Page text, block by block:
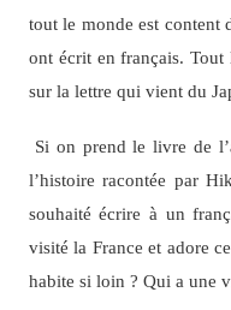
tout le monde est content
ont écrit en français.
sur la lettre qui vient du
Si on prend le livre de
l’histoire racontée par
souhaité écrire à un
visité la France et adore
habite si loin ? Qui a une